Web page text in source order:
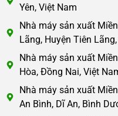
Yên, Việt Nam
Nhà máy sản xuất
Lãng, Huyện Tiên
Nhà máy sản xuất
Hòa, Đồng Nai, Việt
Nhà máy sản xuất
An Bình, Dĩ An, Bình